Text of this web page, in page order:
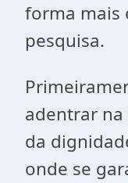
forma mais
pesquisa.
adentrar
da
onde se